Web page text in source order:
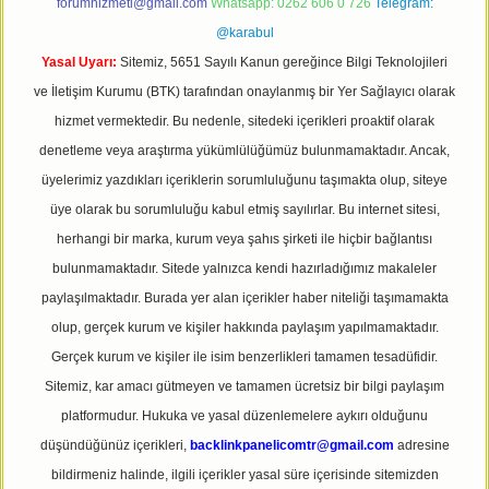
forumhizmeti@gmail.com Whatsapp: 0262 606 0 726
Telegram:
@karabul
Yasal Uyarı: Sitemiz, 5651 Sayılı Kanun gereğince Bilgi Teknolojileri
ve İletişim Kurumu (BTK) tarafından onaylanmış bir Yer Sağlayıcı olarak
hizmet vermektedir. Bu nedenle, sitedeki içerikleri proaktif olarak
denetleme veya araştırma yükümlülüğümüz bulunmamaktadır. Ancak,
üyelerimiz yazdıkları içeriklerin sorumluluğunu taşımakta olup, siteye
üye olarak bu sorumluluğu kabul etmiş sayılırlar. Bu internet sitesi,
herhangi bir marka, kurum veya şahıs şirketi ile hiçbir bağlantısı
bulunmamaktadır. Sitede yalnızca kendi hazırladığımız makaleler
paylaşılmaktadır. Burada yer alan içerikler haber niteliği taşımamakta
olup, gerçek kurum ve kişiler hakkında paylaşım yapılmamaktadır.
Gerçek kurum ve kişiler ile isim benzerlikleri tamamen tesadüfidir.
Sitemiz, kar amacı gütmeyen ve tamamen ücretsiz bir bilgi paylaşım
platformudur. Hukuka ve yasal düzenlemelere aykırı olduğunu
düşündüğünüz içerikleri, backlinkpanelicomtr@gmail.com adresine
bildirmeniz halinde, ilgili içerikler yasal süre içerisinde sitemizden